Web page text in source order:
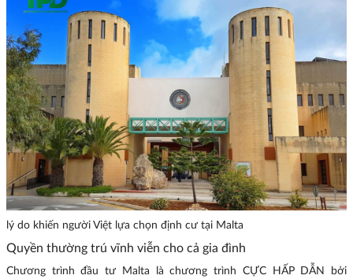
lý do khiến người Việt lựa chọn định cư tại Malta
Quyền thường trú vĩnh viễn cho cả gia đình
Chương trình đầu tư Malta là chương trình CỰC HẤP DẪN bởi